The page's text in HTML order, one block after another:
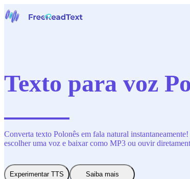
Preços
Contate-Nos
Texto para voz
Converta texto Polonês em fala natural
escolher uma voz e baixar como MP3 ou ouvir
Experimentar TTS Saiba mais